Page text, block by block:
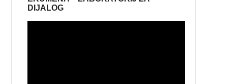
DIJALOG